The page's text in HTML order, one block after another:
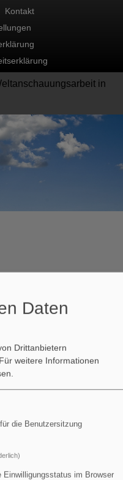
Kontakt
in
Daten
Drittanbietern
Für weitere Informationen
die Benutzersitzung
Einwilligungsstatus im Browser